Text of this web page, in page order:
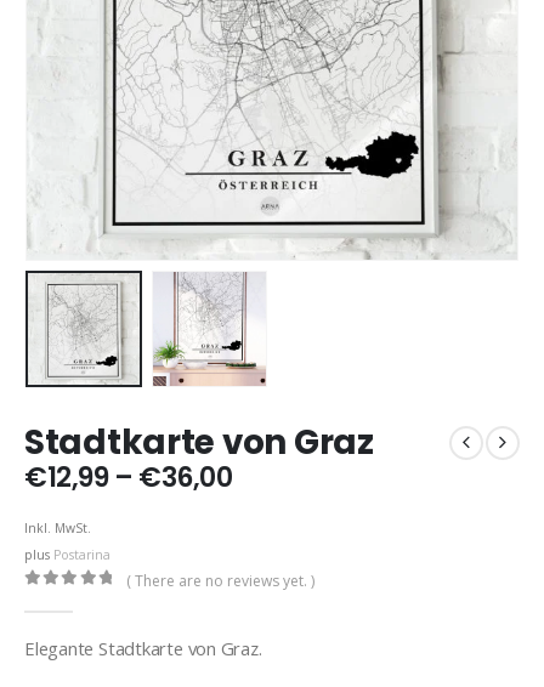
Stadtkarte von Graz
€12,99 – €36,00Price
€36,00
Inkl. MwSt.
plus Postarina
( There are no reviews yet. )
Elegante Stadtkarte von Graz.